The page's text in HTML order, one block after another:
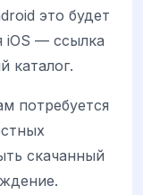
это будет
iOS — ссылка
каталог.
потребуется
скачанный